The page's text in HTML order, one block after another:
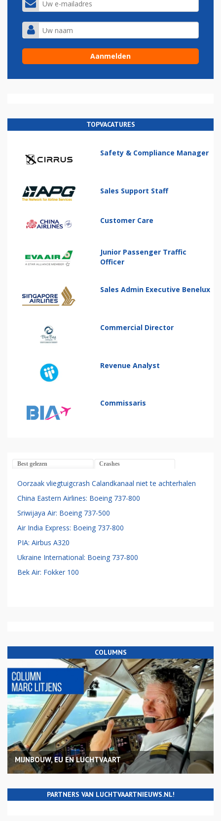
TOPVACATURES
Safety & Compliance Manager
Sales Support Staff
Customer Care
Junior Passenger Traffic
Officer
Sales Admin Executive Benelux
Commercial Director
Revenue Analyst
Commissaris
Best gelezen Crashes
Oorzaak vliegtuigcrash Calandkanaal niet te achterhalen
China Eastern Airlines: Boeing 737-800
Sriwijaya Air: Boeing 737-500
Air India Express: Boeing 737-800
PIA: Airbus A320
Ukraine International: Boeing 737-800
Bek Air: Fokker 100
COLUMNS
MIJNBOUW, EU EN LUCHTVAART
PARTNERS VAN LUCHTVAARTNIEUWS.NL!